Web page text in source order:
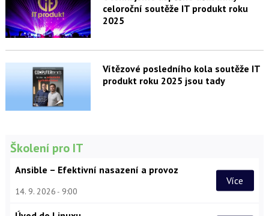
celoroční soutěže IT produkt roku
2025
Vítězové posledního kola soutěže IT
produkt roku 2025 jsou tady
Školení pro IT
Ansible – Efektivní nasazení a provoz
14. 9. 2026 9:00
Více